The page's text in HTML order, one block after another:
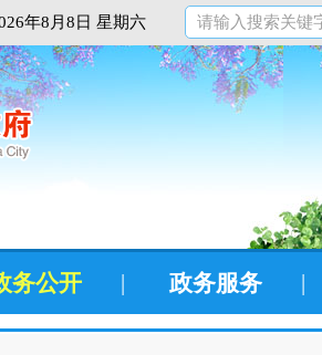
年8月8日 星期六
务公开 | 政务服务 |